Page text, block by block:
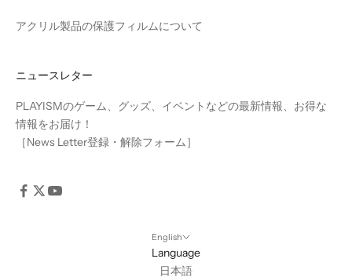
アクリル製品の保護フィルムについて
ニュースレター
PLAYISMのゲーム、グッズ、イベントなどの最新情報、お得な
情報をお届け！
［News Letter登録・解除フォーム］
English
Language
日本語